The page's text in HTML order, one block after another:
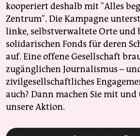
kooperiert deshalb mit "Alles
Zentrum". Die Kampagne
linke, selbstverwaltete Orte und
solidarischen Fonds für deren
auf. Eine offene Gesellschaft
zugänglichen Journalismus –
zivilgesellschaftliches
auch? Dann machen Sie mit
unsere Aktion.